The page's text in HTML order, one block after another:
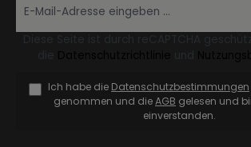
Ich habe die Datenschutzbestimmungen
genommen und dieAGB gelesen und
einverstanden.